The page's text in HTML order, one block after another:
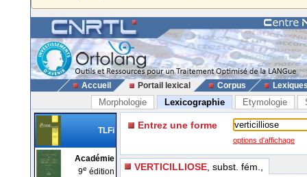
Accueil Portail lexical Corpus
Morphologie Lexicographie Etymologie
TLFi
Académie
9e édition
Entrez une forme
options d'affichage
VERTICILLIOSE , subst. fém.,